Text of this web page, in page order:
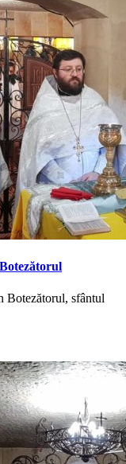
Botezătorul, sfântul